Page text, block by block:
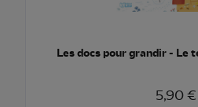
Les docs pour grandir - Le
5,90 €